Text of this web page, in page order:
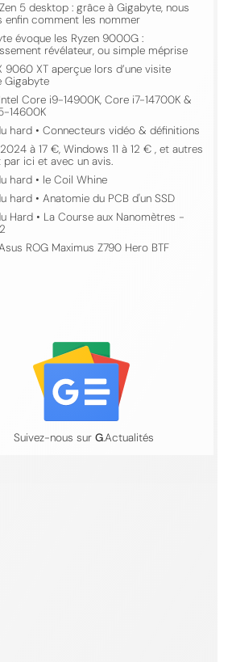
5 desktop : grâce à Gigabyte, nous
enfin comment les nommer
évoque les Ryzen 9000G :
révélateur, ou simple méprise
9060 XT aperçue lors d’une visite
Gigabyte
Core i9-14900K, Core i7-14700K &
14600K
hard • Connecteurs vidéo & définitions
à 17 €, Windows 11 à 12 € , et autres
par ici et avec un avis.
hard • le Coil Whine
hard • Anatomie du PCB d'un SSD
Hard • La Course aux Nanomètres -
ROG Maximus Z790 Hero BTF
Suivez-nous sur G.Actualités